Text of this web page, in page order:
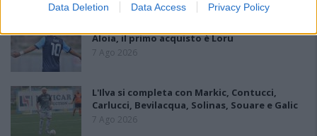
Data Deletion Data Access Privacy Policy
Aloia, il primo acquisto è Loru
7 Ago 2026
L'Ilva si completa con Markic, Contucci,
Carlucci, Bevilacqua, Solinas, Souare e Galic
7 Ago 2026